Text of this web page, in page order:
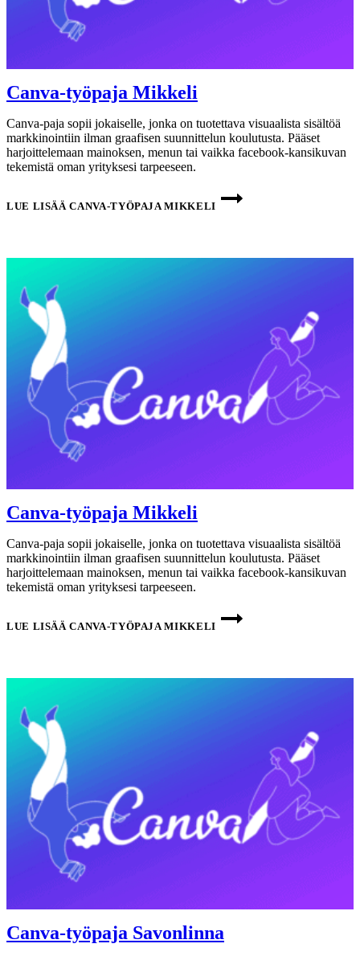
Canva-työpaja Mikkeli
Canva-paja sopii jokaiselle, jonka on tuotettava visuaalista sisältöä
markkinointiin ilman graafisen suunnittelun koulutusta. Pääset
harjoittelemaan mainoksen, menun tai vaikka facebook-kansikuvan
tekemistä oman yrityksesi tarpeeseen.
LUE LISÄÄCANVA-TYÖPAJA MIKKELI
Canva-työpaja Mikkeli
Canva-paja sopii jokaiselle, jonka on tuotettava visuaalista sisältöä
markkinointiin ilman graafisen suunnittelun koulutusta. Pääset
harjoittelemaan mainoksen, menun tai vaikka facebook-kansikuvan
tekemistä oman yrityksesi tarpeeseen.
LUE LISÄÄCANVA-TYÖPAJA MIKKELI
Canva-työpaja Savonlinna